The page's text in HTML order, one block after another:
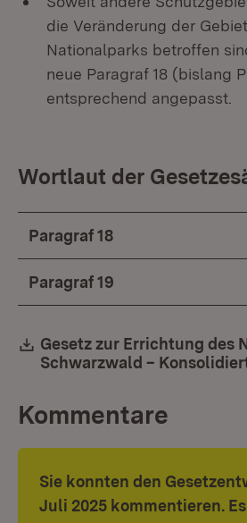
die Veränderung der
Nationalparks betroffen
neue Paragraf 18 (bislang
entsprechend angepasst.
Wortlaut der
Paragraf 18
Paragraf 19
Download:
Gesetz zur Errichtung des
Schwarzwald –
Kommentare
Sie konnten den
Juli 2025 kommentieren.